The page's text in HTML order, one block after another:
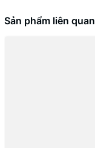
Sản phẩm liên quan